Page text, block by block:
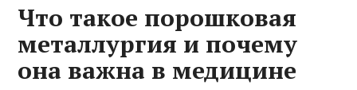
Что такое порошковая
металлургия и почему
она важна в медицине